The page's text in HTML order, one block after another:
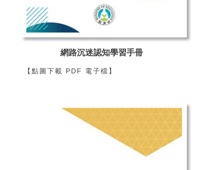
網路沉迷認知學習手冊
【點圖下載 PDF 電子檔】